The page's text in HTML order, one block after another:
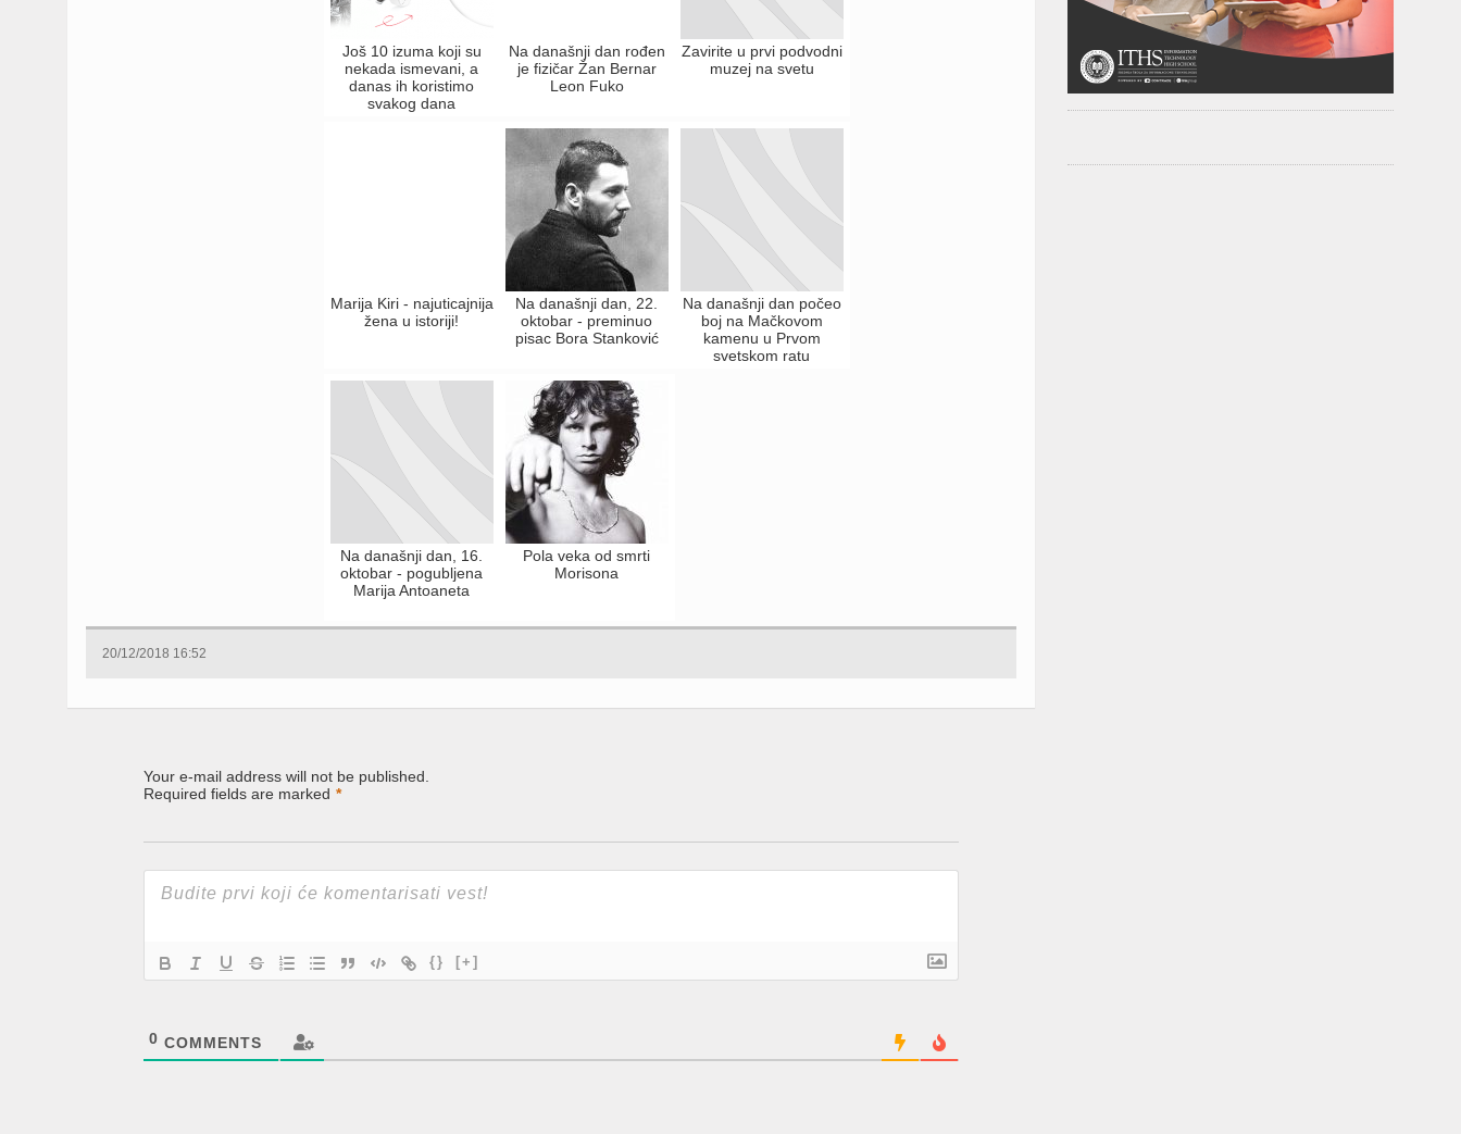
Još 10 izuma koji su
nekada ismevani, a
danas ih koristimo
svakog dana
Na današnji dan rođen
je fizičar Žan Bernar
Leon Fuko
Zavirite u prvi podvodni
muzej na svetu
Marija Kiri - najuticajnija
žena u istoriji!
Na današnji dan, 22.
oktobar - preminuo
pisac Bora Stanković
Na današnji dan počeo
boj na Mačkovom
kamenu u Prvom
svetskom ratu
Na današnji dan, 16.
oktobar - pogubljena
Marija Antoaneta
Pola veka od smrti
Morisona
20/12/2018 16:52
Your e-mail address will not be published.
Required fields are marked *
{} [+]
0 COMMENTS